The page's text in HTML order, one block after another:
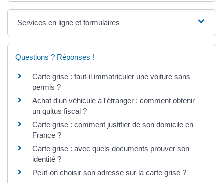
Services en ligne et formulaires
Questions ? Réponses !
Carte grise : faut-il immatriculer une voiture sans
permis ?
Achat d'un véhicule à l'étranger : comment obtenir
un quitus fiscal ?
Carte grise : comment justifier de son domicile en
France ?
Carte grise : avec quels documents prouver son
identité ?
Peut-on choisir son adresse sur la carte grise ?